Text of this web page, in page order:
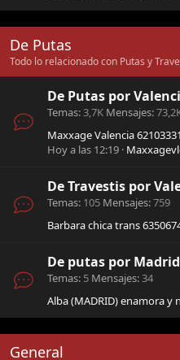
De Putas
Todo lo relacionado con Putas y
De Putas por
Temas 3,7K Mensajes
Maxxage Valencia
Hoy a las 12:19
De Travestis por
Temas 105 Mensajes 759
Barbara chica trans
De putas por Madrid
Temas 5 Mensajes 34
Alba (MADRID) enamora y
General